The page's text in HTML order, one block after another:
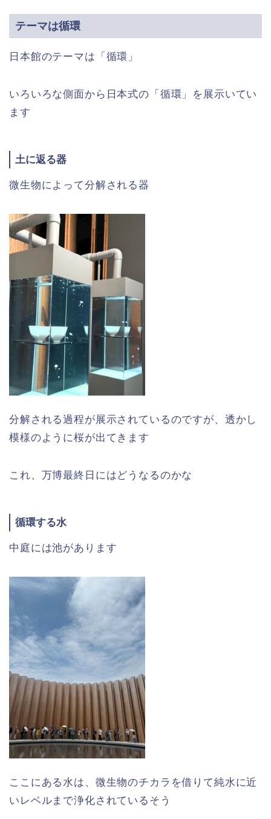
テーマは循環
日本館のテーマは「循環」
いろいろな側面から日本式の「循環」を展示いてい
ます
土に返る器
微生物によって分解される器
分解される過程が展示されているのですが、透かし
模様のように桜が出てきます
これ、万博最終日にはどうなるのかな
循環する水
中庭には池があります
ここにある水は、微生物のチカラを借りて純水に近
いレベルまで浄化されているそう